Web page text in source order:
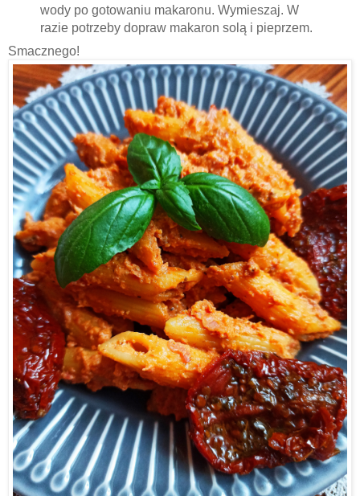
wody po gotowaniu makaronu. Wymieszaj. W
razie potrzeby dopraw makaron solą i pieprzem.
Smacznego!